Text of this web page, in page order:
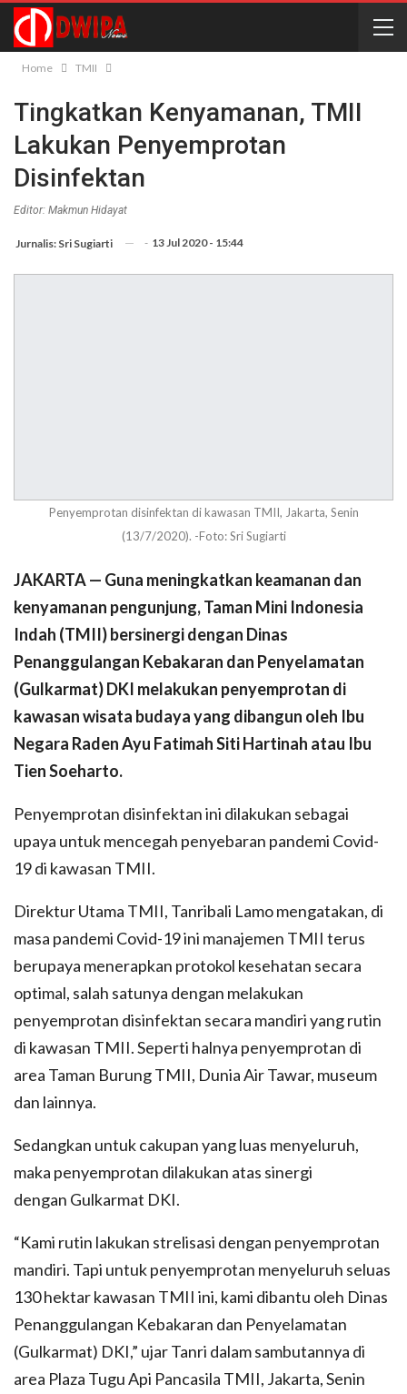
Home TMII
Tingkatkan Kenyamanan, TMII
Lakukan Penyemprotan
Disinfektan
Editor: Makmun Hidayat
Jurnalis: Sri Sugiarti - 13 Jul 2020 - 15:44
Penyemprotan disinfektan di kawasan TMII, Jakarta, Senin
(13/7/2020). -Foto: Sri Sugiarti
JAKARTA — Guna meningkatkan keamanan dan
kenyamanan pengunjung, Taman Mini Indonesia
Indah (TMII) bersinergi dengan Dinas
Penanggulangan Kebakaran dan Penyelamatan
(Gulkarmat) DKI melakukan penyemprotan di
kawasan wisata budaya yang dibangun oleh Ibu
Negara Raden Ayu Fatimah Siti Hartinah atau Ibu
Tien Soeharto.
Penyemprotan disinfektan ini dilakukan sebagai
upaya untuk mencegah penyebaran pandemi Covid-
19 di kawasan TMII.
Direktur Utama TMII, Tanribali Lamo mengatakan, di
masa pandemi Covid-19 ini manajemen TMII terus
berupaya menerapkan protokol kesehatan secara
optimal, salah satunya dengan melakukan
penyemprotan disinfektan secara mandiri yang rutin
di kawasan TMII. Seperti halnya penyemprotan di
area Taman Burung TMII, Dunia Air Tawar, museum
dan lainnya.
Sedangkan untuk cakupan yang luas menyeluruh,
maka penyemprotan dilakukan atas sinergi
dengan Gulkarmat DKI.
“Kami rutin lakukan strelisasi dengan penyemprotan
mandiri. Tapi untuk penyemprotan menyeluruh seluas
130 hektar kawasan TMII ini, kami dibantu oleh Dinas
Penanggulangan Kebakaran dan Penyelamatan
(Gulkarmat) DKI,” ujar Tanri dalam sambutannya di
area Plaza Tugu Api Pancasila TMII, Jakarta, Senin